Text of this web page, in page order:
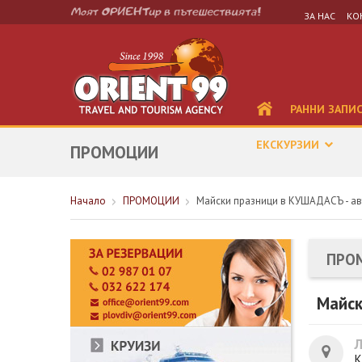
ЗА НАС
РАННИ
ЕКСКУРЗИИ
ПРОМОЦИИ
Начало ПРОМОЦИИ Майски празници в КУШАДАСЪ -